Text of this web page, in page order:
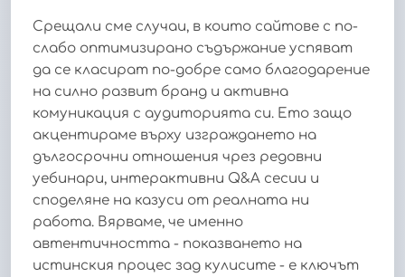
Срещали сме случаи, в които сайтове с по-
слабо оптимизирано съдържание успяват
да се класират по-добре само благодарение
на силно развит бранд и активна
комуникация с аудиторията си. Ето защо
акцентираме върху изграждането на
дългосрочни отношения чрез редовни
уебинари, интерактивни Q&A сесии и
споделяне на казуси от реалната ни
работа. Вярваме, че именно
автентичността - показването на
истинския процес зад кулисите - е ключът